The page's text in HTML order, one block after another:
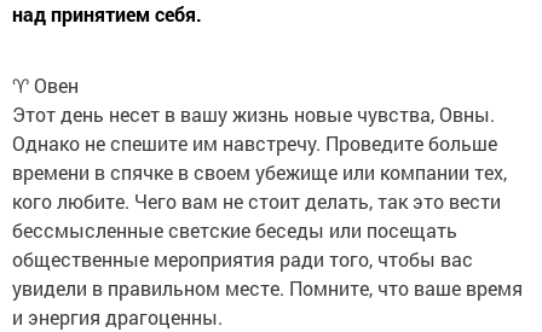
над принятием себя.
♈ Овен
Этот день несет в вашу жизнь новые чувства, Овны.
Однако не спешите им навстречу. Проведите больше
времени в спячке в своем убежище или компании тех,
кого любите. Чего вам не стоит делать, так это вести
бессмысленные светские беседы или посещать
общественные мероприятия ради того, чтобы вас
увидели в правильном месте. Помните, что ваше время
и энергия драгоценны.